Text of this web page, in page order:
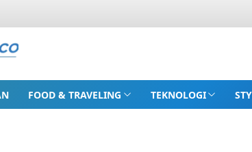
FOOD & TRAVELING TEKNOLOGI